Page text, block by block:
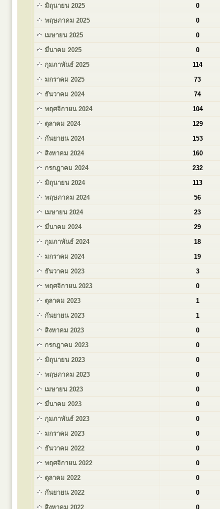
มิถุนายน 2025
0
พฤษภาคม 2025
0
เมษายน 2025
0
มีนาคม 2025
0
กุมภาพันธ์ 2025
114
มกราคม 2025
73
ธันวาคม 2024
74
พฤศจิกายน 2024
104
ตุลาคม 2024
129
กันยายน 2024
153
สิงหาคม 2024
160
กรกฎาคม 2024
232
มิถุนายน 2024
113
พฤษภาคม 2024
56
เมษายน 2024
23
มีนาคม 2024
29
กุมภาพันธ์ 2024
18
มกราคม 2024
19
ธันวาคม 2023
3
พฤศจิกายน 2023
0
ตุลาคม 2023
1
กันยายน 2023
1
สิงหาคม 2023
0
กรกฎาคม 2023
0
มิถุนายน 2023
0
พฤษภาคม 2023
0
เมษายน 2023
0
มีนาคม 2023
0
กุมภาพันธ์ 2023
0
มกราคม 2023
0
ธันวาคม 2022
0
พฤศจิกายน 2022
0
ตุลาคม 2022
0
กันยายน 2022
0
สิงหาคม 2022
0